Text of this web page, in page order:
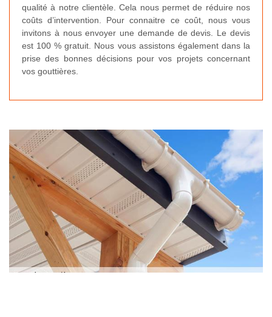
qualité à notre clientèle. Cela nous permet de réduire nos
coûts d’intervention. Pour connaitre ce coût, nous vous
invitons à nous envoyer une demande de devis. Le devis
est 100 % gratuit. Nous vous assistons également dans la
prise des bonnes décisions pour vos projets concernant
vos gouttières.